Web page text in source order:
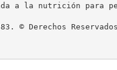
a la nutrición para
Derechos